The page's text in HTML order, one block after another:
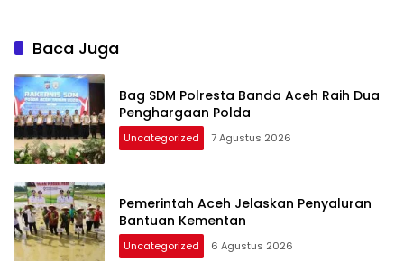
Baca Juga
Bag SDM Polresta Banda Aceh Raih Dua
Penghargaan Polda
Uncategorized 7 Agustus 2026
Pemerintah Aceh Jelaskan Penyaluran
Bantuan Kementan
Uncategorized 6 Agustus 2026